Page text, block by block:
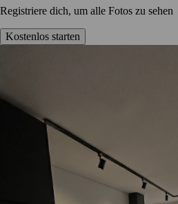
Registriere dich, um alle Fotos zu sehen
Kostenlos starten